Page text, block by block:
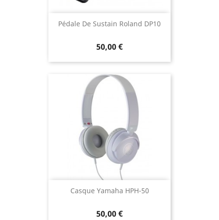
Pédale De Sustain Roland DP10
50,00 €
Casque Yamaha HPH-50
50,00 €